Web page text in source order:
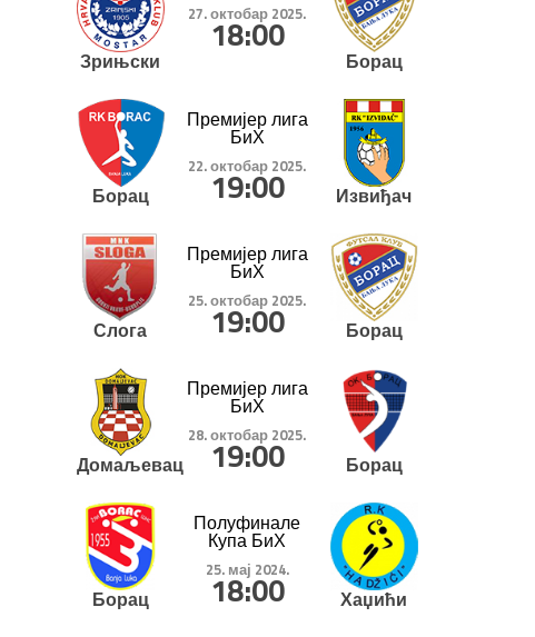
Зрињски
27. октобар 2025.
18:00
Борац
Борац
Премијер лига
БиХ
22. октобар 2025.
19:00 Извиђач
Слога
Премијер лига
БиХ
25. октобар 2025.
19:00 Борац
Домаљевац
Премијер лига
БиХ
28. октобар 2025.
19:00 Борац
Борац
Полуфинале
Купа БиХ
25. мај 2024.
18:00 Хаџићи